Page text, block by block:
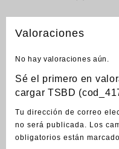
Valoraciones
No hay valoraciones aún.
Sé el primero en
cargar TSBD
Tu dirección de correo
no será publicada.
Los
obligatorios están